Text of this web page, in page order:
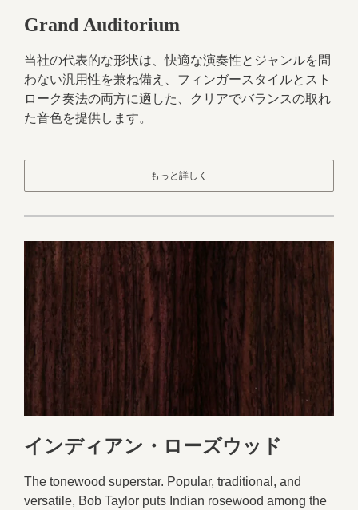
Grand Auditorium
当社の代表的な形状は、快適な演奏性とジャンルを問
わない汎用性を兼ね備え、フィンガースタイルとスト
ローク奏法の両方に適した、クリアでバランスの取れ
た音色を提供します。
もっと詳しく
インディアン・ローズウッド
The tonewood superstar. Popular, traditional, and
versatile, Bob Taylor puts Indian rosewood among the